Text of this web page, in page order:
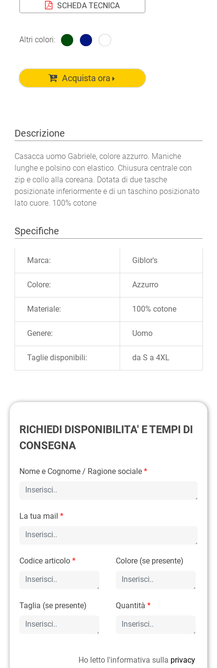
SCHEDA TECNICA
Altri colori:
Acquista ora
Descrizione
Casacca uomo Gabriele, colore azzurro. Maniche
lunghe e polsino con elastico. Chiusura centrale con
zip e collo alla coreana. Dotata di due tasche
posizionate inferiormente e di un taschino posizionato
lato cuore. 100% cotone
Specifiche
Marca: Giblor's
Colore: Azzurro
Materiale: 100% cotone
Genere: Uomo
Taglie disponibili: da S a 4XL
RICHIEDI DISPONIBILITA' E TEMPI DI
CONSEGNA
Nome e Cognome / Ragione sociale *
La tua mail *
Codice articolo * Colore (se presente)
Taglia (se presente) Quantità*
Ho letto l'informativa sulla privacy